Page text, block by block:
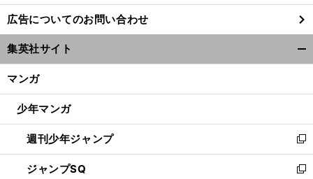
し
い
ウ
ィ
ン
ウ
開
く
広告についてのお問い合わせ
集英社サイト
マンガ
少年マンガ
週刊少年ジャンプ
新
し
い
ジャンプSQ
新